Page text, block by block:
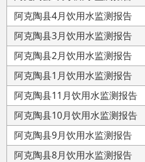
主办：阿克陶县人民政府办公
码：6530220001
承办：阿克陶县政务服务和数
编：845550
地 址：新疆阿克陶县文化东
中国互联网举报中心
新公网安备65302202000102号
12003422号
关于我们